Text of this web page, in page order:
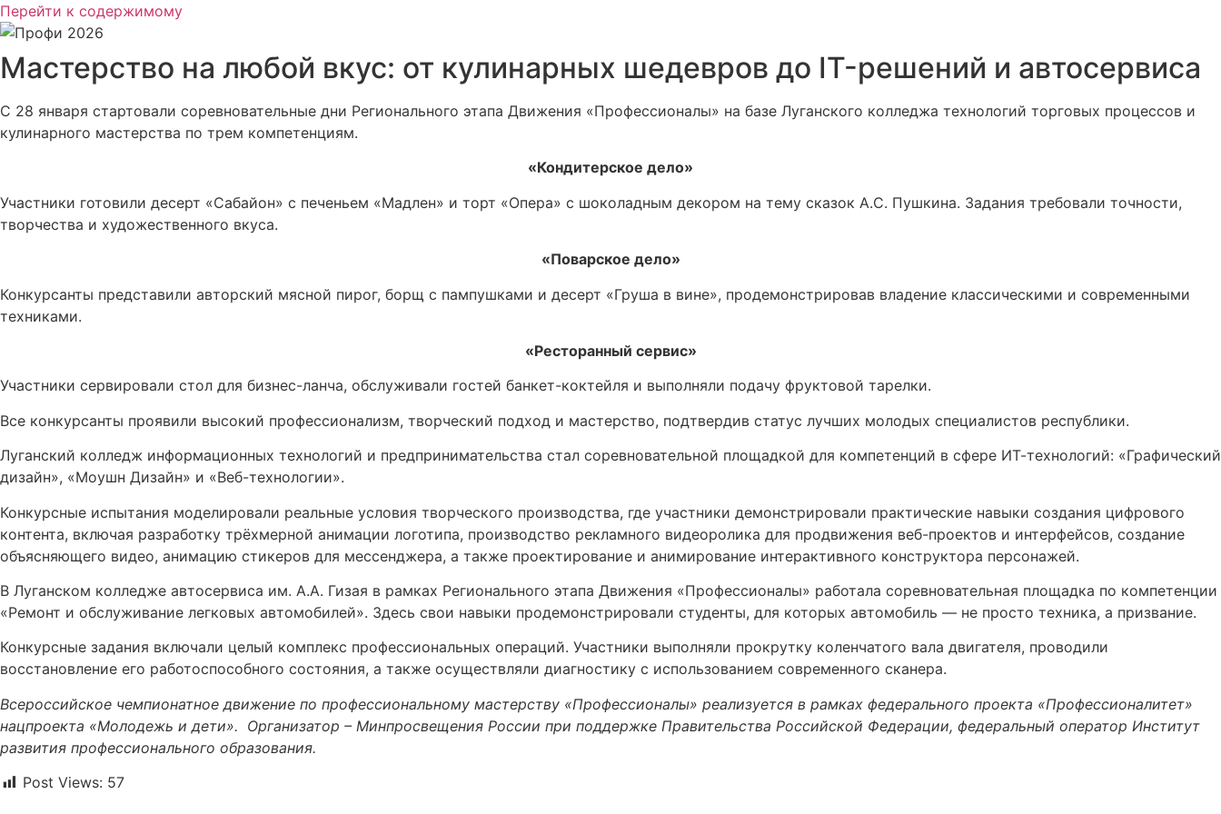
Перейти к содержимому
Мастерство на любой вкус: от кулинарных шедевров до IT-решений и автосервиса
С 28 января стартовали соревновательные дни Регионального этапа Движения «Профессионалы» на базе Луганского колледжа технологий торговых процессов и
кулинарного мастерства по трем компетенциям.
«Кондитерское дело»
Участники готовили десерт «Сабайон» с печеньем «Мадлен» и торт «Опера» с шоколадным декором на тему сказок А.С. Пушкина. Задания требовали точности,
творчества и художественного вкуса.
«Поварское дело»
Конкурсанты представили авторский мясной пирог, борщ с пампушками и десерт «Груша в вине», продемонстрировав владение классическими и современными
техниками.
«Ресторанный сервис»
Участники сервировали стол для бизнес-ланча, обслуживали гостей банкет-коктейля и выполняли подачу фруктовой тарелки.
Все конкурсанты проявили высокий профессионализм, творческий подход и мастерство, подтвердив статус лучших молодых специалистов республики.
Луганский колледж информационных технологий и предпринимательства стал соревновательной площадкой для компетенций в сфере ИТ-технологий: «Графический
дизайн», «Моушн Дизайн» и «Веб-технологии».
Конкурсные испытания моделировали реальные условия творческого производства, где участники демонстрировали практические навыки создания цифрового
контента, включая разработку трёхмерной анимации логотипа, производство рекламного видеоролика для продвижения веб-проектов и интерфейсов, создание
объясняющего видео, анимацию стикеров для мессенджера, а также проектирование и анимирование интерактивного конструктора персонажей.
В Луганском колледже автосервиса им. А.А. Гизая в рамках Регионального этапа Движения «Профессионалы» работала соревновательная площадка по компетенции
«Ремонт и обслуживание легковых автомобилей». Здесь свои навыки продемонстрировали студенты, для которых автомобиль — не просто техника, а призвание.
Конкурсные задания включали целый комплекс профессиональных операций. Участники выполняли прокрутку коленчатого вала двигателя, проводили
восстановление его работоспособного состояния, а также осуществляли диагностику с использованием современного сканера.
Всероссийское чемпионатное движение по профессиональному мастерству «Профессионалы» реализуется в рамках федерального проекта «Профессионалитет»
нацпроекта «Молодежь и дети». Организатор – Минпросвещения России при поддержке Правительства Российской Федерации, федеральный оператор Институт
развития профессионального образования.
Post Views: 57